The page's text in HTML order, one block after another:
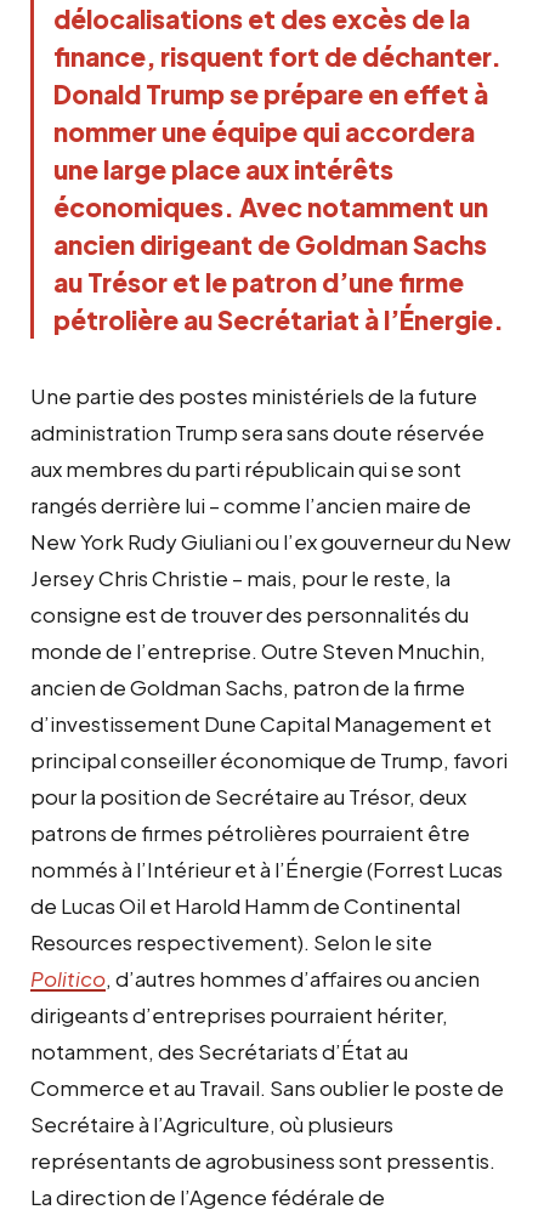
délocalisations et des excès de la
finance, risquent fort de déchanter.
Donald Trump se prépare en effet à
nommer une équipe qui accordera
une large place aux intérêts
économiques. Avec notamment un
ancien dirigeant de Goldman Sachs
au Trésor et le patron d’une firme
pétrolière au Secrétariat à l’Énergie.
Une partie des postes ministériels de la future
administration Trump sera sans doute réservée
aux membres du parti républicain qui se sont
rangés derrière lui – comme l’ancien maire de
New York Rudy Giuliani ou l’ex gouverneur du New
Jersey Chris Christie – mais, pour le reste, la
consigne est de trouver des personnalités du
monde de l’entreprise. Outre Steven Mnuchin,
ancien de Goldman Sachs, patron de la firme
d’investissement Dune Capital Management et
principal conseiller économique de Trump, favori
pour la position de Secrétaire au Trésor, deux
patrons de firmes pétrolières pourraient être
nommés à l’Intérieur et à l’Énergie (Forrest Lucas
de Lucas Oil et Harold Hamm de Continental
Resources respectivement). Selon le site
Politico, d’autres hommes d’affaires ou ancien
dirigeants d’entreprises pourraient hériter,
notamment, des Secrétariats d’État au
Commerce et au Travail. Sans oublier le poste de
Secrétaire à l’Agriculture, où plusieurs
représentants de agrobusiness sont pressentis.
La direction de l’Agence fédérale de